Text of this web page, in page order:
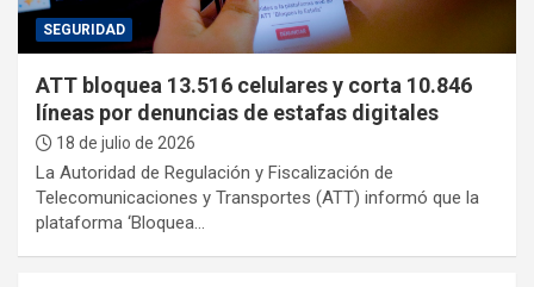
SEGURIDAD
ATT bloquea 13.516 celulares y corta 10.846
líneas por denuncias de estafas digitales
18 de julio de 2026
La Autoridad de Regulación y Fiscalización de
Telecomunicaciones y Transportes (ATT) informó que la
plataforma ‘Bloquea…